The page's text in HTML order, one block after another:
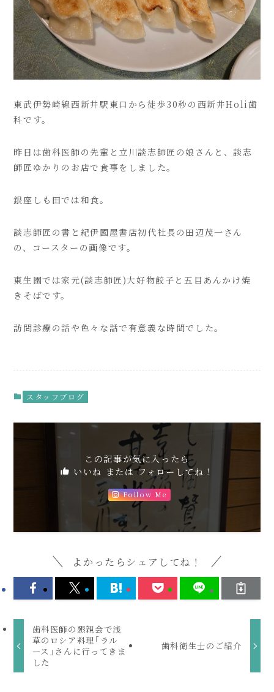
東武伊勢崎線西新井駅東口から徒歩30秒の西新井Holi歯
科です。
昨日は歯科医師の先輩と立川談志師匠の娘さんと、談志
師匠ゆかりのお店で食事をしました。
銀座しも田では和食。
談志師匠の書と紀伊國屋書店初代社長の田辺茂一さん
の、コースターの画像です。
東生園では家元(談志師匠)大好物餃子と五目あんかけ焼
きそばです。
訪問診療の話や色々な話で有意義な時間でした。
スタッフブログ
この記事が気に入ったら
いいね または フォローしてね！
Follow Me
よかったらシェアしてね！
歯科医師の懇親会で浅
草のロシア料理｢ラル
ース｣さんに行ってきま
した
歯科衛生士のご紹介